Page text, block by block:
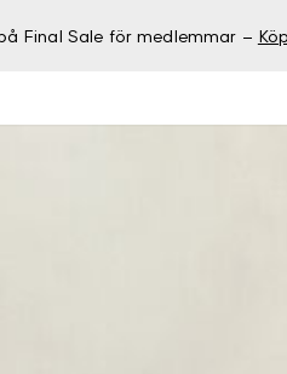
Final Sale för medlemmar –